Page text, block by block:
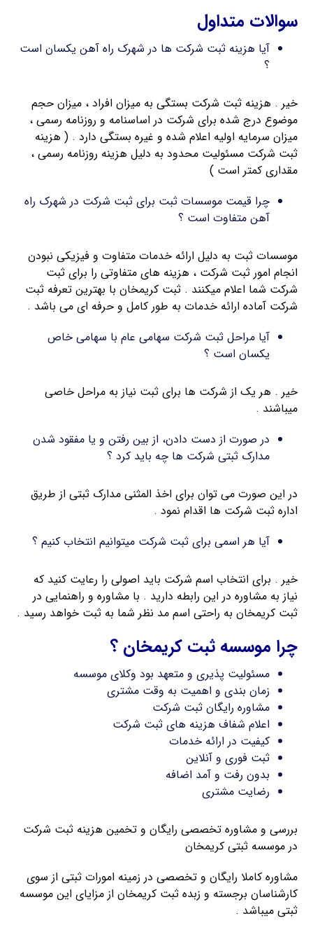
سوالات متداول
آیا هزینه ثبت شرکت ها در شهرک راه آهن یکسان است
؟
خیر . هزینه ثبت شرکت بستگی به میزان افراد ، میزان حجم
موضوع درج شده برای شرکت در اساسنامه و روزنامه رسمی ،
میزان سرمایه اولیه اعلام شده و غیره بستگی دارد . ( هزینه
ثبت شرکت مسئولیت محدود به دلیل هزینه روزنامه رسمی ،
مقداری کمتر است )
چرا قیمت موسسات ثبت برای ثبت شرکت در شهرک راه
آهن متفاوت است ؟
موسسات ثبت به دلیل ارائه خدمات متفاوت و فیزیکی نبودن
انجام امور ثبت شرکت ، هزینه های متفاوتی را برای ثبت
شرکت شما اعلام میکنند . ثبت کریمخان با بهترین تعرفه ثبت
شرکت آماده ارائه خدمات به طور کامل و حرفه ای می باشد .
آیا مراحل ثبت شرکت سهامی عام با سهامی خاص
یکسان است ؟
خیر . هر یک از شرکت ها برای ثبت نیاز به مراحل خاصی
میباشند .
در صورت از دست دادن، از بین رفتن و یا مفقود شدن
مدارک ثبتی شرکت ها چه باید کرد ؟
در این صورت می توان برای اخذ المثنی مدارک ثبتی از طریق
اداره ثبت شرکت ها اقدام نمود .
آیا هر اسمی برای ثبت شرکت میتوانیم انتخاب کنیم ؟
خیر . برای انتخاب اسم شرکت باید اصولی را رعایت کنید که
نیاز به مشاوره در این رابطه دارید . با مشاوره و راهنمایی در
ثبت کریمخان به راحتی اسم مد نظر شما به ثبت خواهد رسید .
چرا موسسه ثبت کریمخان ؟
مسئولیت پذیری و متعهد بود وکلای موسسه
زمان بندی و اهمیت به وقت مشتری
مشاوره رایگان ثبت شرکت
اعلام شفاف هزینه های ثبت شرکت
کیفیت در ارائه خدمات
ثبت فوری و آنلاین
بدون رفت و آمد اضافه
رضایت مشتری
بررسی و مشاوره تخصصی رایگان و تخمین هزینه ثبت شرکت
در موسسه ثبتی کریمخان
مشاوره کاملا رایگان و تخصصی در زمینه امورات ثبتی از سوی
کارشناسان برجسته و زبده ثبت کریمخان از مزایای این موسسه
ثبتی میباشد .